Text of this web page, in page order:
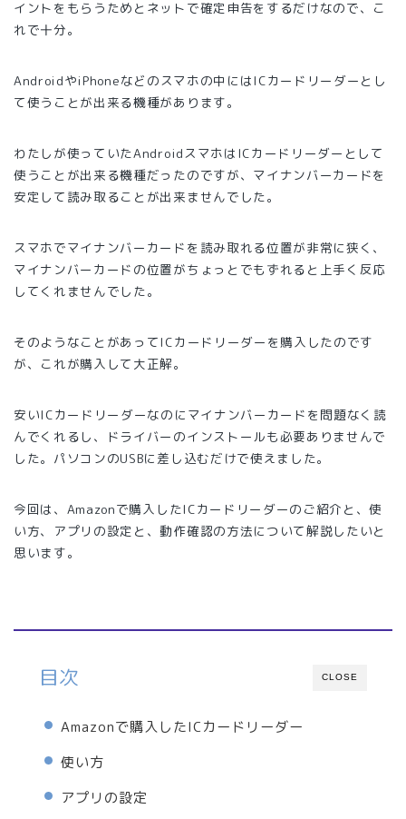
イントをもらうためとネットで確定申告をするだけなので、こ
れで十分。
AndroidやiPhoneなどのスマホの中にはICカードリーダーとし
て使うことが出来る機種があります。
わたしが使っていたAndroidスマホはICカードリーダーとして
使うことが出来る機種だったのですが、マイナンバーカードを
安定して読み取ることが出来ませんでした。
スマホでマイナンバーカードを読み取れる位置が非常に狭く、
マイナンバーカードの位置がちょっとでもずれると上手く反応
してくれませんでした。
そのようなことがあってICカードリーダーを購入したのです
が、これが購入して大正解。
安いICカードリーダーなのにマイナンバーカードを問題なく読
んでくれるし、ドライバーのインストールも必要ありませんで
した。パソコンのUSBに差し込むだけで使えました。
今回は、Amazonで購入したICカードリーダーのご紹介と、使
い方、アプリの設定と、動作確認の方法について解説したいと
思います。
CLOSE
目次
Amazonで購入したICカードリーダー
使い方
アプリの設定